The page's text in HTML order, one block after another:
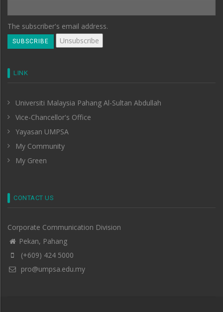
The subscriber's email address.
LINK
Universiti Malaysia Pahang Al-Sultan Abdullah
Vice-Chancellor's Office
Yayasan UMPSA
My Community
My Green
CONTACT US
Corporate Communication Division
Pekan, Pahang
(+609) 424 5000
pro@umpsa.edu.my